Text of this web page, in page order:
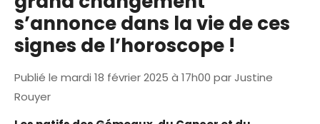
s’annonce dans la vie de ces
signes de l’horoscope !
Publié le mardi 18 février 2025 à 17h00 parJustine
Rouyer